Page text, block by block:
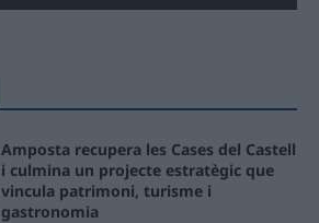
Amposta recupera les Cases del Castell
i culmina un projecte estratègic que
vincula patrimoni, turisme i
gastronomia